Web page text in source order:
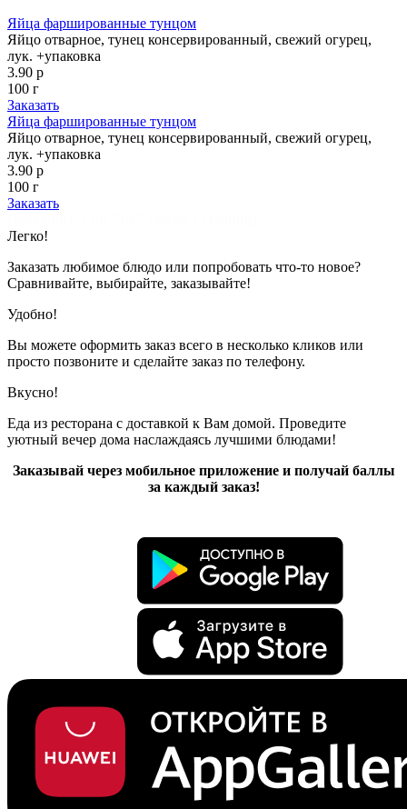
Яйца фаршированные тунцом
Яйцо отварное, тунец консервированный, свежий огурец,
лук. +упаковка
3.90 р
100 г
Заказать
Яйца фаршированные тунцом
Яйцо отварное, тунец консервированный, свежий огурец,
лук. +упаковка
3.90 р
100 г
Заказать
Легко!
Заказать любимое блюдо или попробовать что-то новое?
Сравнивайте, выбирайте, заказывайте!
Удобно!
Вы можете оформить заказ всего в несколько кликов или
просто позвоните и сделайте заказ по телефону.
Вкусно!
Еда из ресторана с доставкой к Вам домой. Проведите
уютный вечер дома наслаждаясь лучшими блюдами!
Заказывай через мобильное приложение и получай баллы
за каждый заказ!